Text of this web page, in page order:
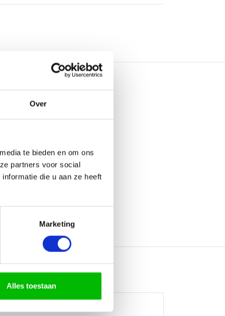
Over
te bieden en om ons
partners voor social
die u aan ze heeft
Marketing
Alles toestaan